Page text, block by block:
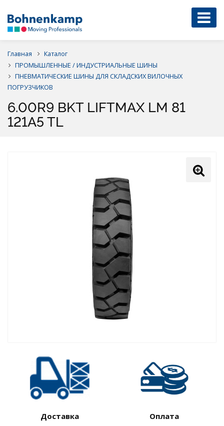
Главная
Каталог
ПРОМЫШЛЕННЫЕ / ИНДУСТРИАЛЬНЫЕ ШИНЫ
ПНЕВМАТИЧЕСКИЕ ШИНЫ ДЛЯ СКЛАДСКИХ ВИЛОЧНЫХ
ПОГРУЗЧИКОВ
6.00R9 BKT LIFTMAX LM 81
121A5 TL
Доставка
Оплата